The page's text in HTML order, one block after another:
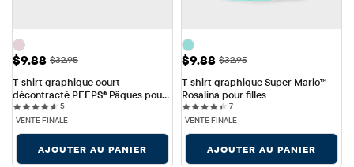
Prix ​​de vente: $9.88
$9.88 Prix ​​d'origine: $32.95
$32.95
T-shirt graphique court
décontracté PEEPS® Pâques pour
filles, motif tie-dye, amour et
bonheur
55 reviews
VENTE FINALE
AJOUTER AU PANIER
Prix ​​de vente: $9.88
$9.88 Prix ​​d'origine: $32.95
$32.95
T-shirt graphique Super Mario™
Rosalina pour filles
77 reviews
VENTE FINALE
AJOUTER AU PANIER